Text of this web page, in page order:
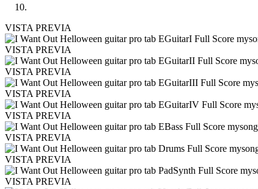
VISTA PREVIA
VISTA PREVIA
VISTA PREVIA
VISTA PREVIA
VISTA PREVIA
VISTA PREVIA
VISTA PREVIA
VISTA PREVIA